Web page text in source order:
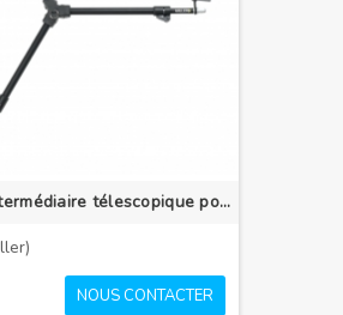
Triangle Intermédiaire télescopique pour Toggle Lock DV 2 étages
NOUS CONTACTER